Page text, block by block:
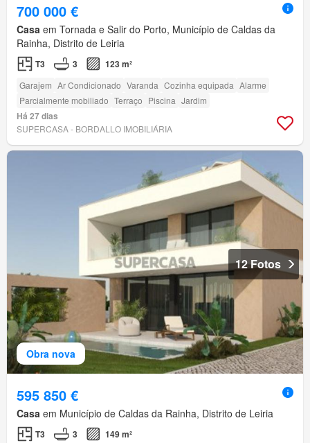
700 000 €
Casa em Tornada e Salir do Porto, Município de Caldas da
Rainha, Distrito de Leiria
T3 3 123 m²
Garajem Ar Condicionado Varanda Cozinha equipada Alarme
Parcialmente mobiliado Terraço Piscina Jardim
Há 27 dias
SUPERCASA - BORDALLO IMOBILIÁRIA
Obra nova
12 Fotos
595 850 €
Casa em Município de Caldas da Rainha, Distrito de Leiria
T3 3 149 m²